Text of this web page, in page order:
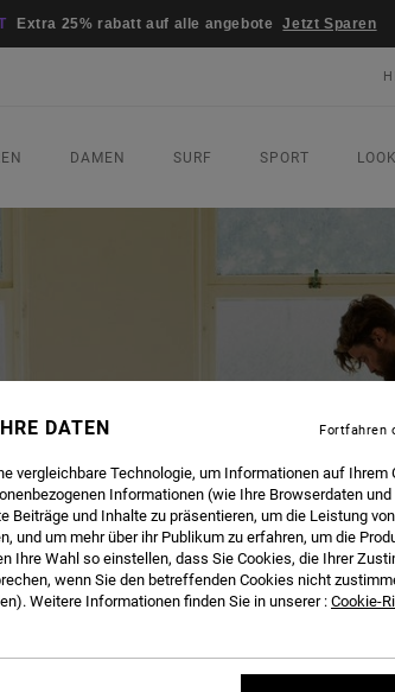
Extra 25% rabatt auf alle angebote Jetzt Sparen
DAMEN SURF SPORT
BLOG
DATEN
vergleichbare Technologie, um Informationen auf Ihrem
Informationen (wie Ihre Browserdaten
Beiträge und Inhalte zu präsentieren, um die Leistung
und um mehr über ihr Publikum zu erfahren, um die
Ihre Wahl so einstellen, dass Sie Cookies, die Ihrer
wenn Sie den betreffenden Cookies nicht
Weitere Informationen finden Sie in unserer : Cookie-
Fortfahren